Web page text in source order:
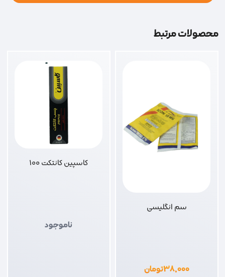
محصولات مرتبط
سم انگلیسی
۳۸,۰۰۰تومان
کاسپین کانتکت 100
ناموجود